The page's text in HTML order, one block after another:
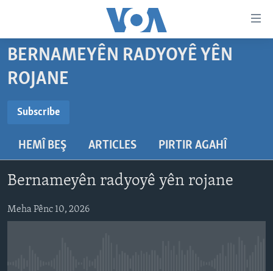
Yekser
here
naveroka
Yekser
Malpera
here
NÛÇE
VÎDYO GALERÎ
HERÊMÊN KURDAN
TIRKÎYE
SÛRÎYE
ÎRAN
BERNAMEYÊN RADYOYÊ YÊN
ROJANE
Subscribe
Navê xwe tomar
HEMÎ BEŞ ARTICLES PIRTIR AGAHÎ
Bernameyên radyoyê yên rojane
Meha Pênc 10, 2026